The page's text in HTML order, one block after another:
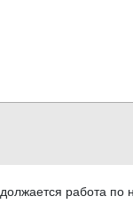
работа по